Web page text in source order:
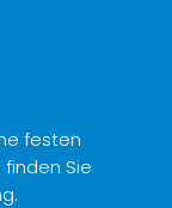
festen
Sie